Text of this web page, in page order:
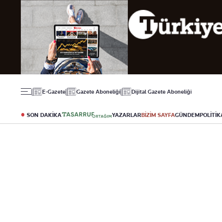
E-Gazete Gazete Aboneliği Dijital Gazete Aboneliği
SON DAKİKA YAZARLARBİZİM SAYFAGÜNDEM
Politika
Ekonomi
Borsa
Altın
Döviz
Hisse Senedi
Kripto Para
T-Otomobil
Futbol
Puan Durumu